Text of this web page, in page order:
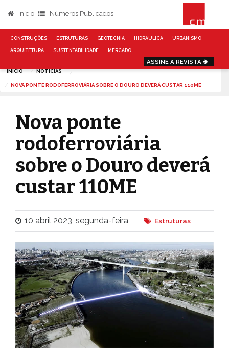
Início Números Publicados
CONSTRUÇÕES ESTRUTURAS GEOTECNIA HIDRÁULICA URBANISMO
ARQUITETURA SUSTENTABILIDADE MERCADO
ASSINE A REVISTA
INÍCIO NOTÍCIAS
NOVA PONTE RODOFERROVIÁRIA SOBRE O DOURO DEVERÁ CUSTAR 110ME
Nova ponte
rodoferroviária
sobre o Douro deverá
custar 110ME
10 abril 2023, segunda-feira Estruturas